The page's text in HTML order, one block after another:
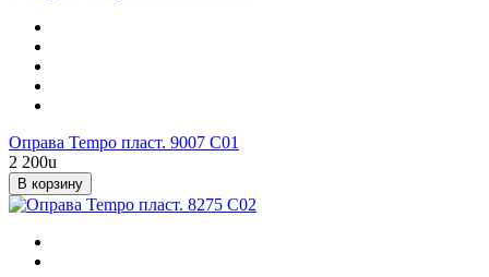
Оправа Tempo пласт. 9007 С01
2 200u
В корзину